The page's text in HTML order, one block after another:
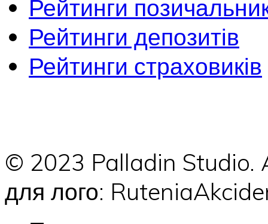
Рейтинги
Рейтинги депозитів
Рейтинги страховиків
© 2023 Palladin
для лого: